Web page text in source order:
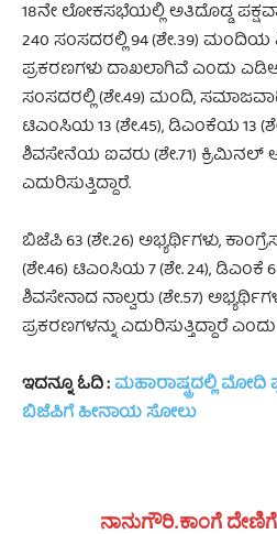
18ನೇ ಲೋಕಸಭೆಯಲ್ಲಿ ಅತಿದೊಡ್ಡ
240 ಸಂಸದರಲ್ಲಿ 94 (ಶೇ.39)
ಪ್ರಕರಣಗಳು ದಾಖಲಾಗಿವೆ ಎಂದು
ಸಂಸದರಲ್ಲಿ (ಶೇ.49) ಮಂದಿ, ಸಮಾಜವಾದಿ
ಟಿಎಂಸಿಯ 13 (ಶೇ.45), ಡಿಎಂಕೆಯ 13
ಶಿವಸೇನೆಯ ಐವರು (‌ಶೇ.71) ಕ್ರಿಮಿನಲ್
ಎದುರಿಸುತ್ತಿದ್ದಾರೆ.
ಬಿಜೆಪಿ 63 (ಶೇ.26) ಅಭ್ಯರ್ಥಿಗಳು,
(ಶೇ.46) ಟಿಎಂಸಿಯ 7 (ಶೇ. 24), ಡಿಎಂಕೆ 6
ಶಿವಸೇನಾದ ನಾಲ್ವರು (ಶೇ.57)
ಪ್ರಕರಣಗಳನ್ನು ಎದುರಿಸುತ್ತಿದ್ದಾರೆ
ಇದನ್ನೂ ಓದಿ :ಮಹಾರಾಷ್ಟ್ರದಲ್ಲಿ ಮೋದಿ
ಬಿಜೆಪಿಗೆ ಹೀನಾಯ ಸೋಲು
ನಾನುಗೌರಿ.ಕಾಂಗೆ